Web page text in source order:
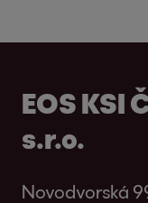
EOS KSI
s.r.o.
Novodvorská